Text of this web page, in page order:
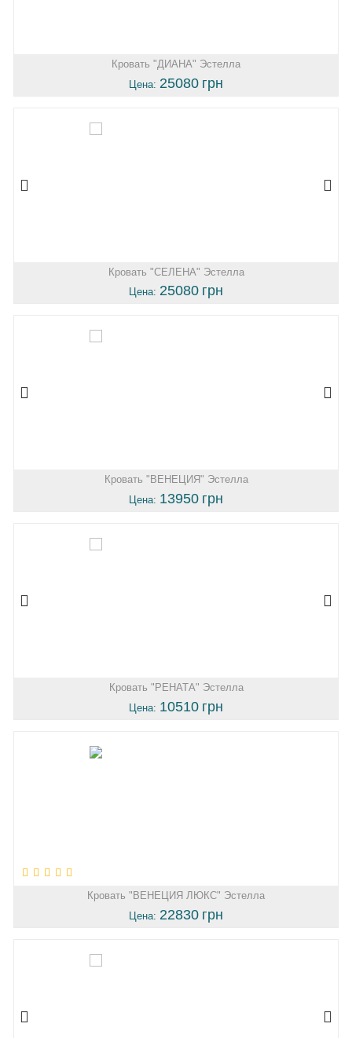
Кровать "ДИАНА" Эстелла
Цена: 25080 грн
Кровать "СЕЛЕНА" Эстелла
Цена: 25080 грн
Кровать "ВЕНЕЦИЯ" Эстелла
Цена: 13950 грн
Кровать "РЕНАТА" Эстелла
Цена: 10510 грн
Кровать "ВЕНЕЦИЯ ЛЮКС" Эстелла
Цена: 22830 грн